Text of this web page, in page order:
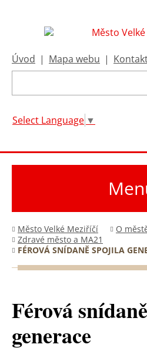
Úvod | Mapa webu |
Select Language ▼
Město Velké Meziříčí
O
Zdravé město a MA21
FÉROVÁ SNÍDANĚ SPOJILA
Férová
generace